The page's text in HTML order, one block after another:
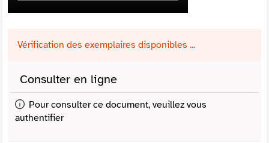
Vérification des exemplaires disponibles ...
Consulter en ligne
Pour consulter ce document, veuillez vous
authentifier